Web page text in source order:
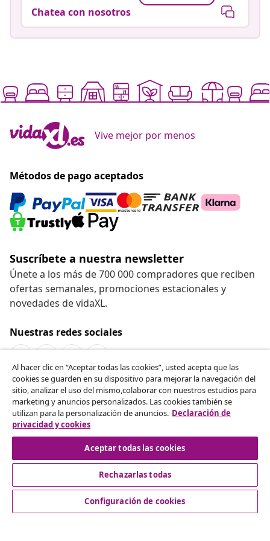
Chatea con nosotros
Vive mejor por menos
Métodos de pago aceptados
Suscríbete a nuestra newsletter
Únete a los más de 700 000 compradores que reciben
ofertas semanales, promociones estacionales y
novedades de vidaXL.
Nuestras redes sociales
Desistir del contrato
Solicita la cancelación de tu pedido.
Desistir del contrato
Servicio al Cliente
Al hacer clic en “Aceptar todas las cookies”, usted acepta que las
cookies se guarden en su dispositivo para mejorar la navegación del
sitio, analizar el uso del mismo,colaborar con nuestros estudios para
marketing y anuncios personalizados. Las cookies también se
utilizan para la personalización de anuncios. Declaración de
privacidad y cookies
Aceptar todas las cookies
Rechazarlas todas
Configuración de cookies